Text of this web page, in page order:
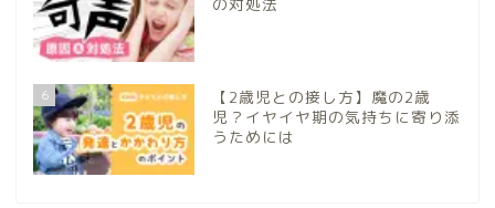
6
【2歳児との接し方】魔の2歳
児？イヤイヤ期の気持ちに寄り添
うためには